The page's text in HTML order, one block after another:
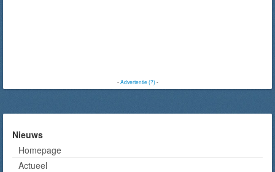
-Advertentie (?)-
Nieuws
Homepage
Actueel